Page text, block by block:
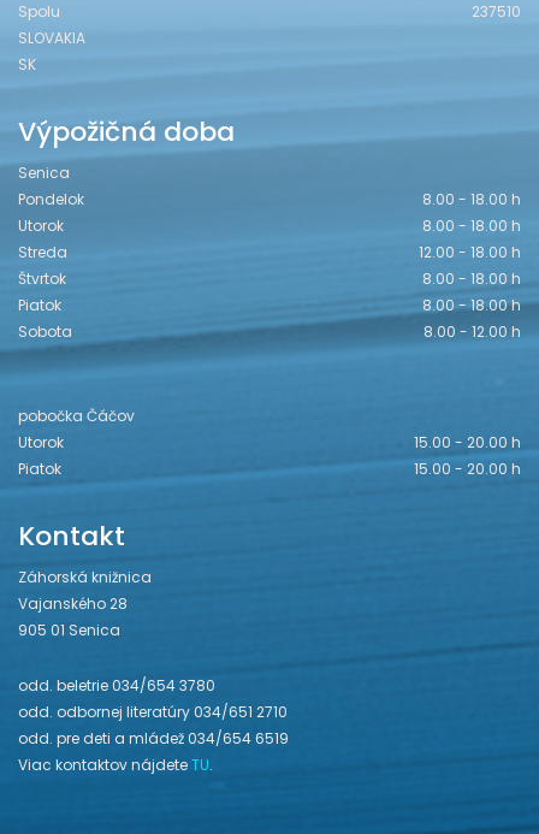
Spolu
237510
SLOVAKIA
SK
Výpožičná doba
Senica
Pondelok
8.00 - 18.00 h
Utorok
8.00 - 18.00 h
Streda
12.00 - 18.00 h
Štvrtok
8.00 - 18.00 h
Piatok
8.00 - 18.00 h
Sobota
8.00 - 12.00 h
pobočka Čáčov
Utorok
15.00 - 20.00 h
Piatok
15.00 - 20.00 h
Kontakt
Záhorská knižnica
Vajanského 28
905 01 Senica
odd. beletrie 034/654 3780
odd. odbornej literatúry 034/651 2710
odd. pre deti a mládež 034/654 6519
Viac kontaktov nájdeteTU.